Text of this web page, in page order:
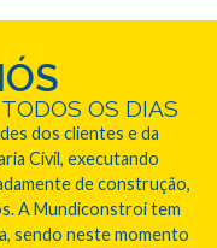
OS DIAS
dos clientes e da
Civil, executando
de construção,
A Mundiconstroi tem
sendo neste momento